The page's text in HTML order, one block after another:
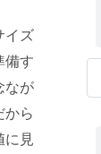
イズ
備す
なが
から
に見